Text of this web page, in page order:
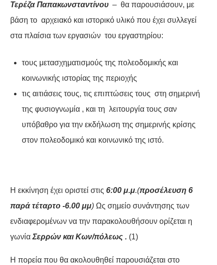
Τερέζα Παπακωνσταντίνου– θα παρουσιάσουν, με
βάση το αρχειακό και ιστορικό υλικό που έχει συλλεγεί
στα πλαίσια των εργασιών του εργαστηρίου:
τους μετασχηματισμούς της πολεοδομικής και
κοινωνικής ιστορίας της περιοχής
τις αιτιάσεις τους, τις επιπτώσεις τους στη σημερινή
της φυσιογνωμία , και τη λειτουργία τους σαν
υπόβαθρο για την εκδήλωση της σημερινής κρίσης
στον πολεοδομικό και κοινωνικό της ιστό.
Η εκκίνηση έχει οριστεί στις 6:00 μ.μ.(προσέλευση 6
παρά τέταρτο -6.00 μμ)Ως σημείο συνάντησης των
ενδιαφερομένων να την παρακολουθήσουν ορίζεται η
γωνία Σερρών και Κων/πόλεως . (1)
Η πορεία που θα ακολουθηθεί παρουσιάζεται στο